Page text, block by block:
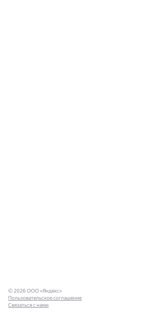
© 2026 ООО «Яндекс»
Пользовательское соглашение
Связаться с нами